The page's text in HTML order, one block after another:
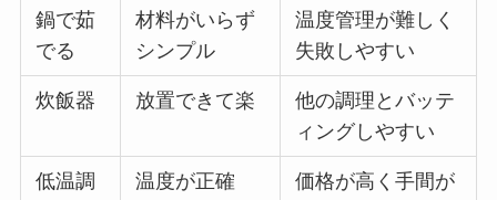
鍋で茹
でる
材料がいらず
シンプル
温度管理が難しく
失敗しやすい
炊飯器 放置できて楽
他の調理とバッテ
ィングしやすい
低温調
温度が正確
価格が高く手間が